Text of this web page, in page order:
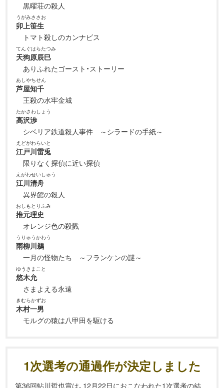
黒曜荘の殺人
卯上笹生
うがみささお
トマト殺しのカンナビス
天狗原辰巳
てんぐはらたつみ
ありふれたゴースト・ストーリー
芦屋知千
あしやちせん
王殺の水牢金城
高沢渉
たかさわしょう
シベリア鉄道殺人事件 ～シラードの手紙～
江戸川雷兎
えどがわらいと
限りなく探偵に近い探偵
江川清舟
えがわせいしゅう
異界館の殺人
推元理史
おしもとりふみ
オレンジ色の殺戮
雨柳川鵜
うりゅうかわう
一月の怪物たち ～フランケンの謎～
悠木允
ゆうきまこと
さまよえる永遠
木村一男
きむらかずお
モルグの猿は八甲田を駆ける
1次選考の通過作が決定しました
第36回鮎川哲也賞は、12月22日におこなわれた1次選考の結